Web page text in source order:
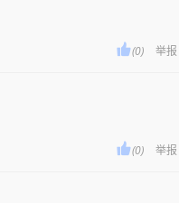
(0) 举报
(0) 举报